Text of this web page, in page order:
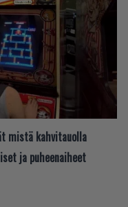
mistä kahvitauolla
ja puheenaiheet